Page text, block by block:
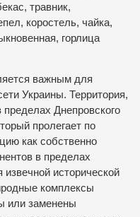
травник,
коростель, чайка,
горлица
важным для
Украины. Территория,
Днепровского
пролегает по
как собственно
в пределах
извечной исторической
комплексы
или заменены